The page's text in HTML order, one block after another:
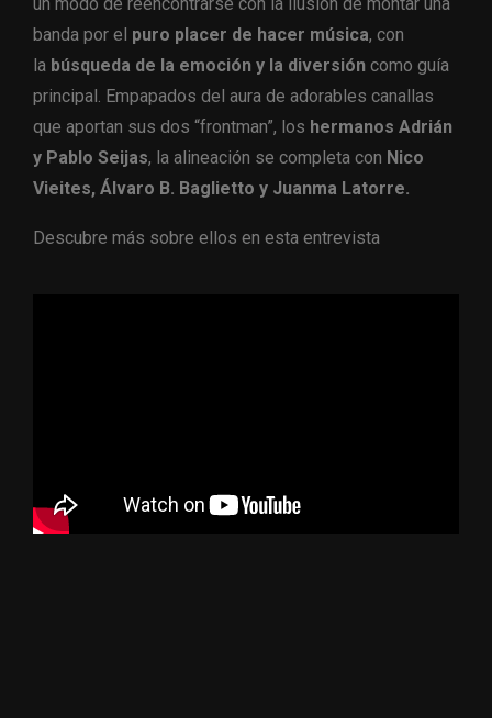
banda por el puro placer de hacer música, con
la búsqueda de la emoción y la diversión como guía
principal. Empapados del aura de adorables canallas
que aportan sus dos “frontman”, los hermanos Adrián
y Pablo Seijas, la alineación se completa con Nico
Vieites, Álvaro B. Baglietto y Juanma Latorre.
Descubre más sobre ellos en esta entrevista